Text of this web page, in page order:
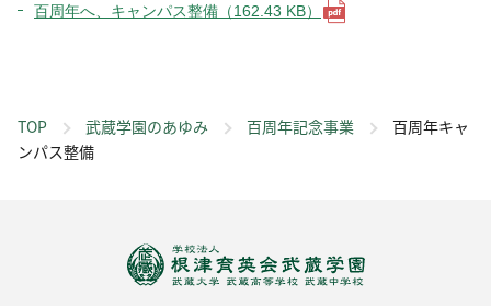
TOP 武蔵学園のあゆみ 百周年記念事業
百周年キャ
ンパス整備
百周年へ、キャンパス整備（162.43 KB）